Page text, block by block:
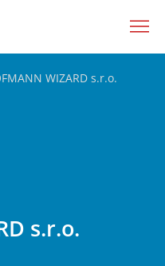
WIZARD s.r.o.
s.r.o.